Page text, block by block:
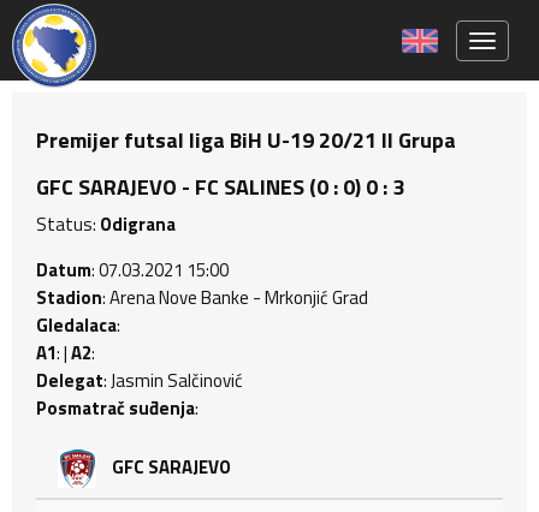
Premijer futsal liga BiH U-19 20/21 II Grupa
GFC SARAJEVO - FC SALINES (0 : 0) 0 : 3
Status: Odigrana
Datum: 07.03.2021 15:00
Stadion: Arena Nove Banke - Mrkonjić Grad
Gledalaca:
A1: |A2:
Delegat: Jasmin Salčinović
Posmatrač suđenja:
GFC SARAJEVO